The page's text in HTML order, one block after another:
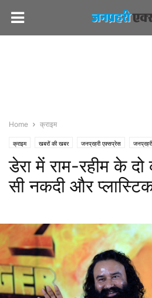
Home क्राइम
क्राइम खबरों की खबर जनप्रहरी एक्सप्रेस
डेरा में राम-रहीम के
सी नकदी और